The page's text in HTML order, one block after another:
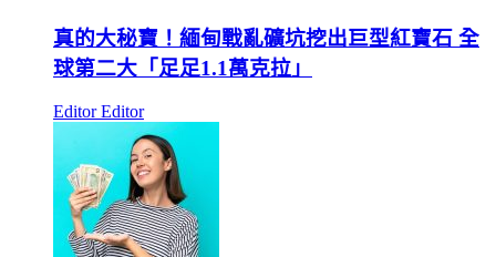
真的大秘寶！緬甸戰亂礦坑挖出巨型紅寶石 全
球第二大「足足1.1萬克拉」
Editor Editor